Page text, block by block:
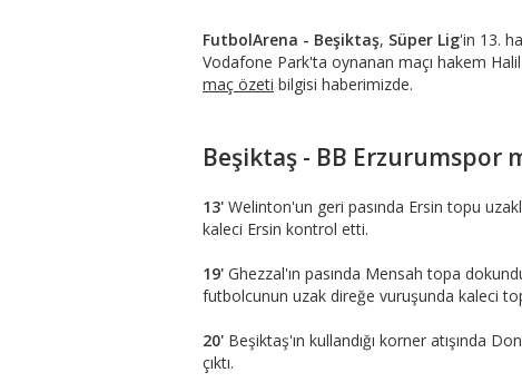
FutbolArena - Beşiktaş, Süper Lig'in 13.
Vodafone Park'ta oynanan maçı hakem
maç özeti bilgisi haberimizde.
Beşiktaş - BB Erzurumspor
13' Welinton'un geri pasında Ersin topu
kaleci Ersin kontrol etti.
19' Ghezzal'ın pasında Mensah topa
futbolcunun uzak direğe vuruşunda kaleci
20' Beşiktaş'ın kullandığı korner atışında
çıktı.